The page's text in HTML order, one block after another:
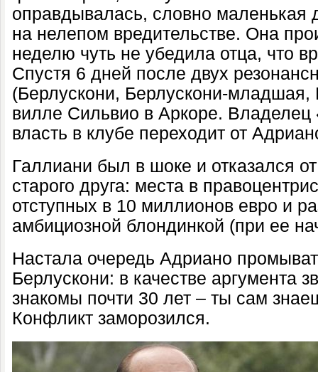
оправдывалась, словно маленькая
на нелепом вредительстве. Она
неделю чуть не убедила отца, что
Спустя 6 дней после двух
(Берлускони, Берлускони-младшая,
вилле Сильвио в Аркоре.
власть в клубе переходит от
Галлиани был в шоке и отказался
старого друга: места в
отступных в 10 миллионов евро и
амбициозной блондинкой (при ее
Настала очередь Адриано
Берлускони: в качестве аргумента
знакомы почти 30 лет – ты сам
Конфликт заморозился.